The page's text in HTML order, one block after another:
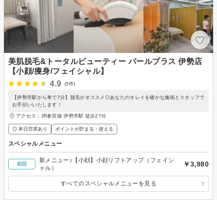
美肌脱毛&トータルビューティー パールプラス 伊勢店
【小顔/痩身/フェイシャル】
4.9
(5件)
【伊勢市駅から車で7分】脱毛がオススメ◎あなたのキレイを確かな施術とスタッフで
お手伝いいたします！
アクセス：JR参宮線 伊勢市駅 徒歩27分
◎ 本日空席あり ポイントが貯まる・使える
スペシャルメニュー
初回
新メニュー♪【小顔】小顔リフトアップ（フェイシ
ャル）
￥3,980
すべてのスペシャルメニューを見る